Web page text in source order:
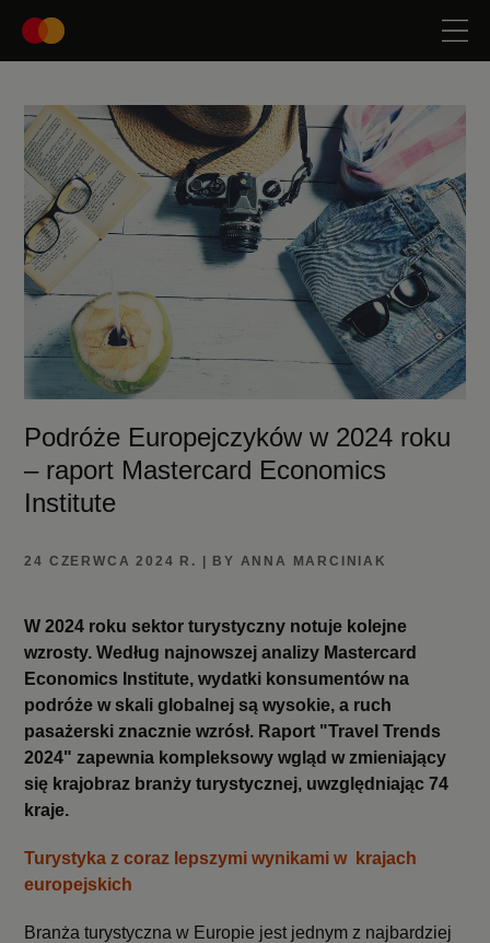
Podróże Europejczyków w 2024 roku
– raport Mastercard Economics
Institute
24 CZERWCA 2024 R. | BY ANNA MARCINIAK
W 2024 roku sektor turystyczny notuje kolejne
wzrosty. Według najnowszej analizy Mastercard
Economics Institute, wydatki konsumentów na
podróże w skali globalnej są wysokie, a ruch
pasażerski znacznie wzrósł. Raport "Travel Trends
2024" zapewnia kompleksowy wgląd w zmieniający
się krajobraz branży turystycznej, uwzględniając 74
kraje.
Turystyka z coraz lepszymi wynikami w krajach
europejskich
Branża turystyczna w Europie jest jednym z najbardziej